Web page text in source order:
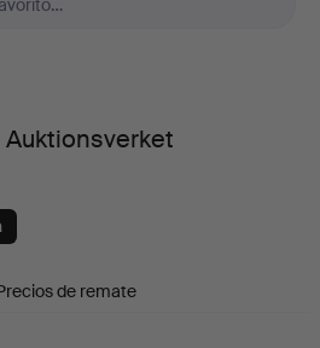
de remate